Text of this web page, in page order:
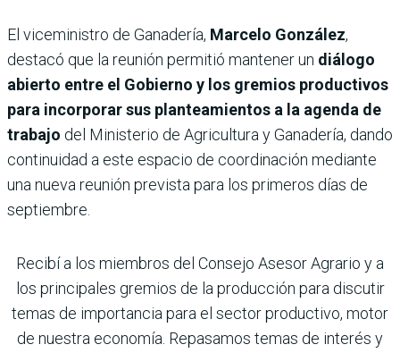
El viceministro de Ganadería, Marcelo González,
destacó que la reunión permitió mantener un diálogo
abierto entre el Gobierno y los gremios productivos
para incorporar sus planteamientos a la agenda de
trabajo del Ministerio de Agricultura y Ganadería, dando
continuidad a este espacio de coordinación mediante
una nueva reunión prevista para los primeros días de
septiembre.
Recibí a los miembros del Consejo Asesor Agrario y a
los principales gremios de la producción para discutir
temas de importancia para el sector productivo, motor
de nuestra economía. Repasamos temas de interés y